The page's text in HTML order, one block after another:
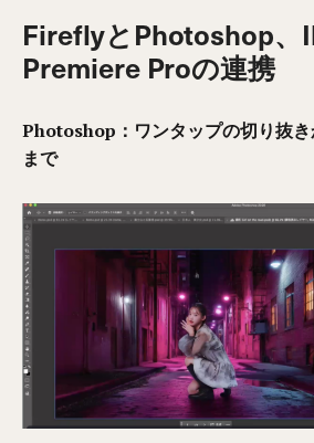
FireflyとPhotoshop、
Premiere Proの連携
Photoshop：ワンタップの切り抜
まで